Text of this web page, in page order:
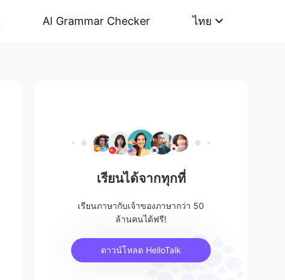
AI Grammar Checker ไทย
เรียนได้จากทุกที่
เรียนภาษากับเจ้าของภาษากว่า 50
ล้านคนได้ฟรี!
ดาวน์โหลด HelloTalk